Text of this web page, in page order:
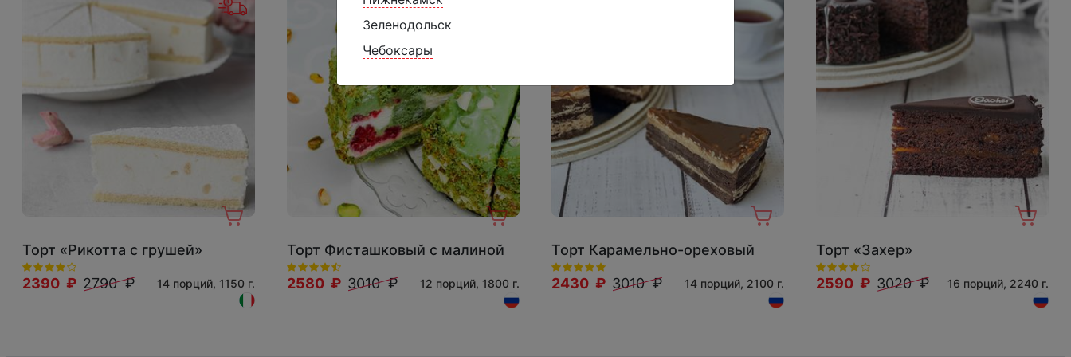
Зеленодольск
Чебоксары
Торт «Рикотта с грушей»
2390 ₽ 2790 ₽ 14 порций, 1150 г.
Торт Фисташковый с малиной
2580 ₽ 3010 ₽ 12 порций, 1800 г.
Торт Карамельно-ореховый
2430 ₽ 3010 ₽ 14 порций, 2100 г.
Торт «Захер»
2590 ₽ 3020 ₽ 16 порций, 2240 г.